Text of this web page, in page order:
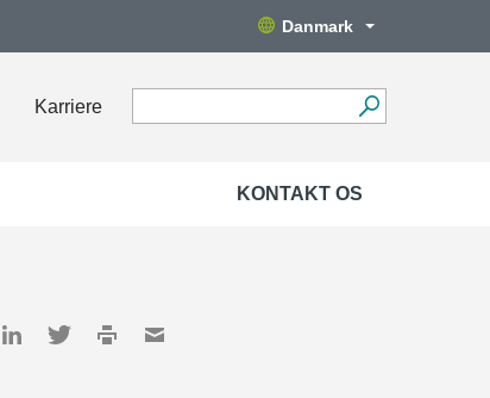
Danmark
Karriere
KONTAKT OS